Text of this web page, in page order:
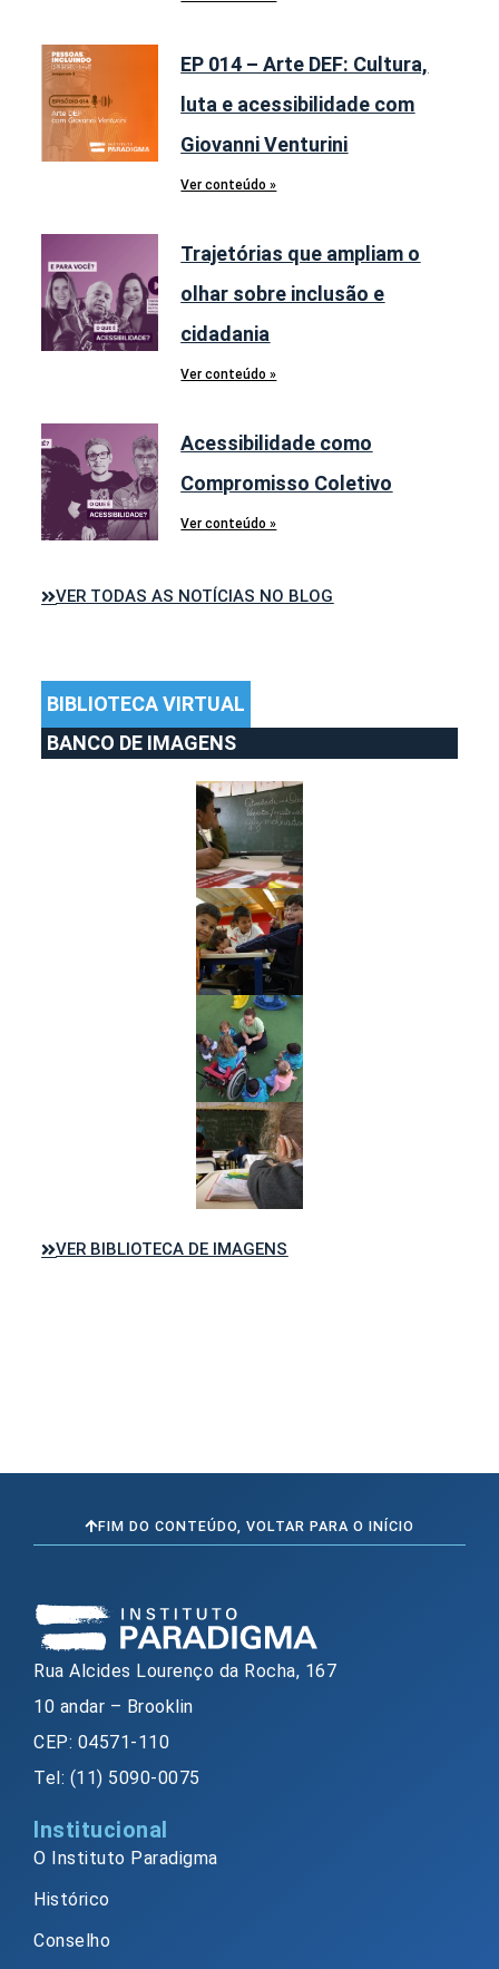
EP 014 – Arte DEF: Cultura,
luta e acessibilidade com
Giovanni Venturini
Ver conteúdo »
Trajetórias que ampliam o
olhar sobre inclusão e
cidadania
Ver conteúdo »
Acessibilidade como
Compromisso Coletivo
Ver conteúdo »
VER TODAS AS NOTÍCIAS NO BLOG
BIBLIOTECA VIRTUAL
BANCO DE IMAGENS
VER BIBLIOTECA DE IMAGENS
FIM DO CONTEÚDO, VOLTAR PARA O INÍCIO
Rua Alcides Lourenço da Rocha, 167
10 andar – Brooklin
CEP: 04571-110
Tel: (11) 5090-0075
Institucional
O Instituto Paradigma
Histórico
Conselho